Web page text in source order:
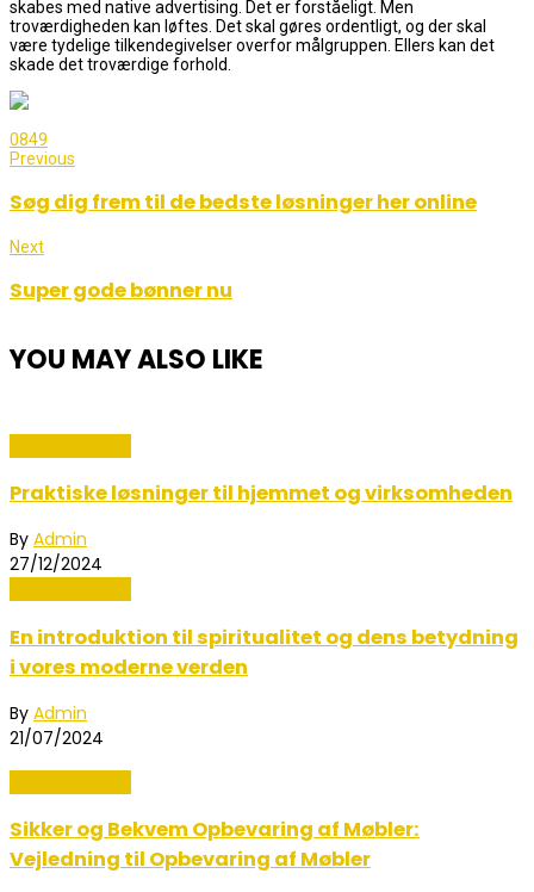
skabes med native advertising. Det er forståeligt. Men
troværdigheden kan løftes. Det skal gøres ordentligt, og der skal
være tydelige tilkendegivelser overfor målgruppen. Ellers kan det
skade det troværdige forhold.
0849
Previous
Søg dig frem til de bedste løsninger her online
Next
Super gode bønner nu
YOU MAY ALSO LIKE
Praktiske løsninger til hjemmet og virksomheden
By Admin
27/12/2024
En introduktion til spiritualitet og dens betydning
i vores moderne verden
By Admin
21/07/2024
Sikker og Bekvem Opbevaring af Møbler:
Vejledning til Opbevaring af Møbler